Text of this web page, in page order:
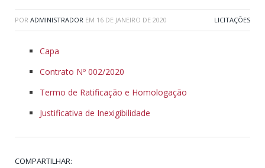
POR ADMINISTRADOR EM 16 DE JANEIRO DE 2020 LICITAÇÕES
Capa
Contrato Nº 002/2020
Termo de Ratificação e Homologação
Justificativa de Inexigibilidade
COMPARTILHAR: